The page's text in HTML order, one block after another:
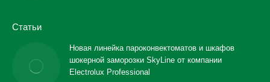
Статьи
Новая линейка пароконвектоматов и шкафов
шокерной заморозки SkyLine от компании
Electrolux Professional